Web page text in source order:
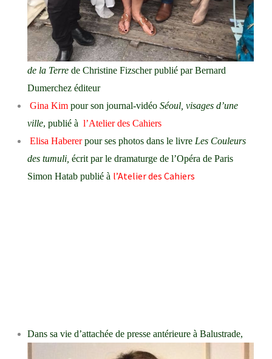
de la Terre de Christine Fizscher publié parBernard
Dumerchez éditeur
Gina Kim pour son journal-vidéo Séoul, visages d’une
ville, publié à l’Atelier des Cahiers
Elisa Habererpour ses photos dans le livre Les Couleurs
des tumuli, écrit par le dramaturge de l’Opéra de Paris
Simon Hatab publié à l’Atelier des Cahiers
Dans sa vie d’attachée de presse antérieure à Balustrade,